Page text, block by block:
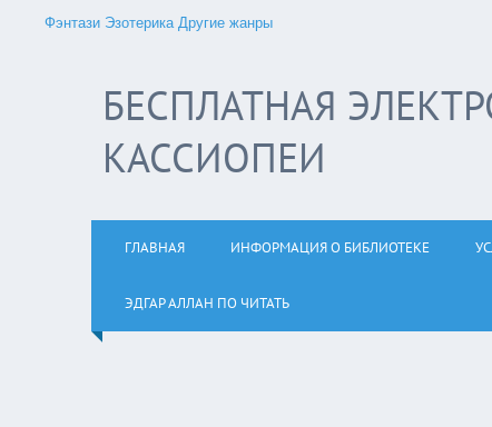
Фэнтази Эзотерика Другие жанры
БЕСПЛАТНАЯ
КАССИОПЕИ
ГЛАВНАЯ ИНФОРМАЦИЯ О БИБЛИОТЕКЕ
ЭДГАР АЛЛАН ПО ЧИТАТЬ